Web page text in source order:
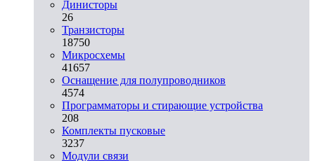
Динисторы
26
Транзисторы
18750
Микросхемы
41657
Оснащение для полупроводников
4574
Программаторы и стирающие устройства
208
Комплекты пусковые
3237
Модули связи